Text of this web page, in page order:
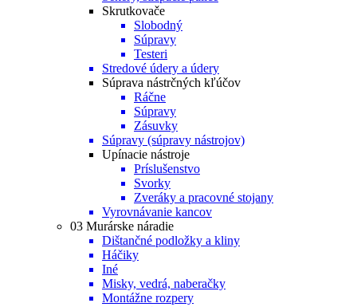
Skrutkovače
Slobodný
Súpravy
Testeri
Stredové údery a údery
Súprava nástrčných kľúčov
Ráčne
Súpravy
Zásuvky
Súpravy (súpravy nástrojov)
Upínacie nástroje
Príslušenstvo
Svorky
Zveráky a pracovné stojany
Vyrovnávanie kancov
03 Murárske náradie
Dištančné podložky a kliny
Háčiky
Iné
Misky, vedrá, naberačky
Montážne rozpery